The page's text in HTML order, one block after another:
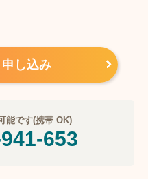
し込み
能です(携帯 OK)
653